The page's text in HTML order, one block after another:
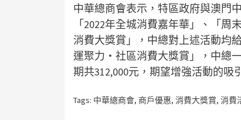
中華總商會表示，特區政府與澳門
「2022年全城消費嘉年華」、「
消費大獎賞」，中總對上述活動均
運聚力‧社區消費大獎賞」，中總
期共312,000元，期望增強活動的吸
Tags: 中華總商會, 商戶優惠, 消費大獎賞, 消費